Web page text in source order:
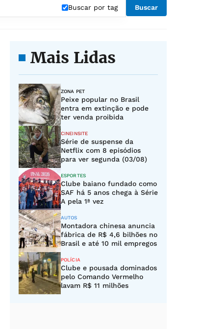
Buscar por tag Buscar
Mais Lidas
ZONA PET
Peixe popular no Brasil
entra em extinção e pode
ter venda proibida
CINEINSITE
Série de suspense da
Netflix com 8 episódios
para ver segunda (03/08)
ESPORTES
Clube baiano fundado como
SAF há 5 anos chega à Série
A pela 1ª vez
AUTOS
Montadora chinesa anuncia
fábrica de R$ 4,6 bilhões no
Brasil e até 10 mil empregos
POLÍCIA
Clube e pousada dominados
pelo Comando Vermelho
lavam R$ 11 milhões